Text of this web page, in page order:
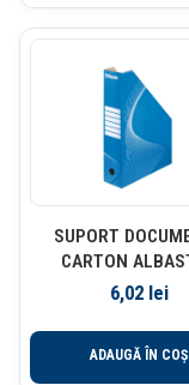
SUPORT
CARTON
ESSELTE
6,02 lei
ADAUGĂ ÎN COȘ